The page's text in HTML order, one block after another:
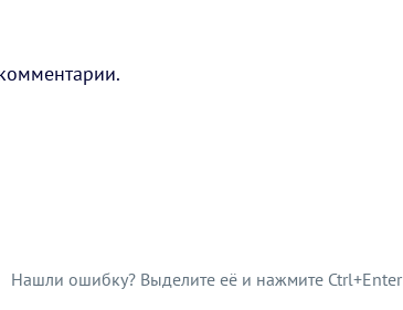
Нашли ошибку? Выделите её и нажмите Ctrl+Enter